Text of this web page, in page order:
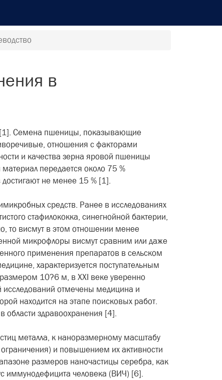
в
[1]. Семена пшеницы, показывающие
отношения с факторами
и качества зерна яровой пшеницы
передается около 75 %
не менее 15 % [1].
средств. Ранее в исследованиях
стафилококка, синегнойной бактерии,
то висмут в этом отношении менее
микрофлоры висмут сравним или даже
применения препаратов в сельском
характеризуется поступательным
10?6 м, в XXI веке уверенно
отмечены медицина и
находится на этапе поисковых работ.
области здравоохранения [4].
металла, к наноразмерному масштабу
и повышением их активности
размеров наночастицы серебра, как
иммунодефицита человека (ВИЧ) [6].